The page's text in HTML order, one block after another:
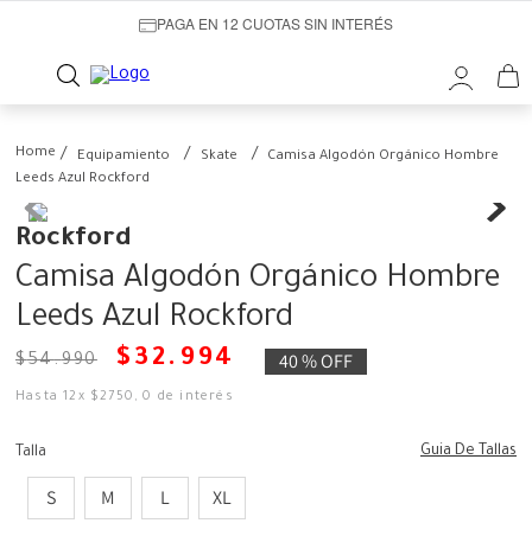
PAGA EN 12 CUOTAS SIN INTERÉS
Equipamiento Skate
Camisa Algodón Orgánico Hombre
Leeds Azul Rockford
Rockford
Camisa Algodón Orgánico Hombre
Leeds Azul Rockford
$54.990 $ 32. 994 40 %OFF
Hasta12 x $2750 ,0 de interés
Talla Guia De Tallas
S M L XL